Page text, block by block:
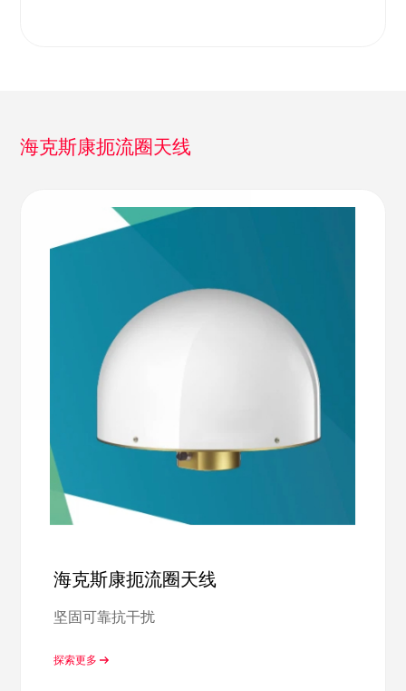
海克斯康扼流圈天线
海克斯康扼流圈天线
坚固可靠抗干扰
探索更多